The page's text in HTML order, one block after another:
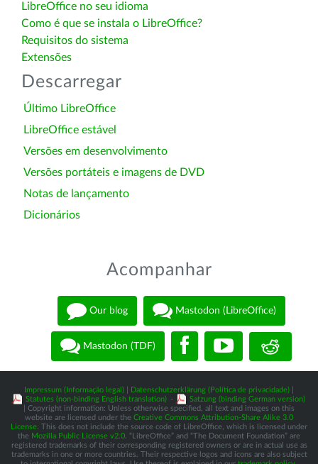
LibreOffice no seu idioma
Como é que se instala o LibreOffice?
Requisitos do sistema
Extensões
Descarregar
Último LibreOffice
LibreOffice estável
Versões em desenvolvimento
Versões portáteis e imagens de DVD
Notas de lançamento
Dicionários
Acompanhar
Our blog Mastodon (LibreOffice)
Mastodon (TDF)
Impressum (Informação legal) Datenschutzerklärung (Política de privacidade)
Statutes (non-binding English translation) -
Satzung (binding German version)
| Copyright information: Unless otherwise specified, all text and images on this
website are licensed under the Creative Commons Attribution-Share Alike 3.0
License . This does not include the source code of LibreOffice, which is licensed under
the Mozilla Public License v2.0 . “LibreOffice” and “The Document Foundation” are
registered trademarks of their corresponding registered owners or are in actual use as
trademarks in one or more countries. Their respective logos and icons are also subject